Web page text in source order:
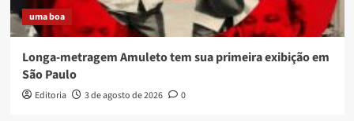
uma boa
Longa-metragem Amuleto tem sua primeira exibição em
São Paulo
Editoria 3 de agosto de 2026 0